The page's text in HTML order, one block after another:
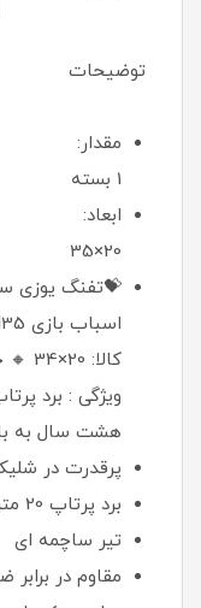
توضیحات
مقدار:
1 بسته
ابعاد:
20×35
💝تفنگ یوزی
هشت سال به
پرقدرت در
برد پرتاپ 20 متر
تیر ساچمه ای
مقاوم در برابر